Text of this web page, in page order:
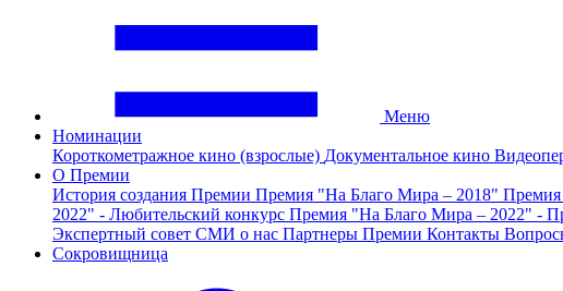
Меню
Номинации
Короткометражное кино (взрослые) Документальное кино
О Премии
История создания Премии Премия "На Благо Мира – 2018"
2022" - Любительский конкурс Премия "На Благо Мира – 2022" -
Экспертный совет СМИ о нас Партнеры Премии Контакты
Сокровищница